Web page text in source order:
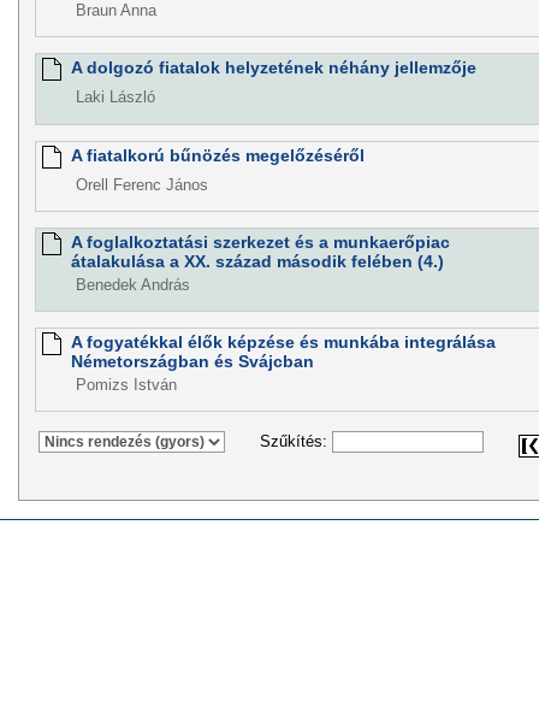
Braun Anna
A dolgozó fiatalok helyzetének néhány jellemzője
Laki László
A fiatalkorú bűnözés megelőzéséről
Orell Ferenc János
A foglalkoztatási szerkezet és a munkaerőpiac
átalakulása a XX. század második felében (4.)
Benedek András
A fogyatékkal élők képzése és munkába integrálása
Németországban és Svájcban
Pomizs István
Szűkítés: